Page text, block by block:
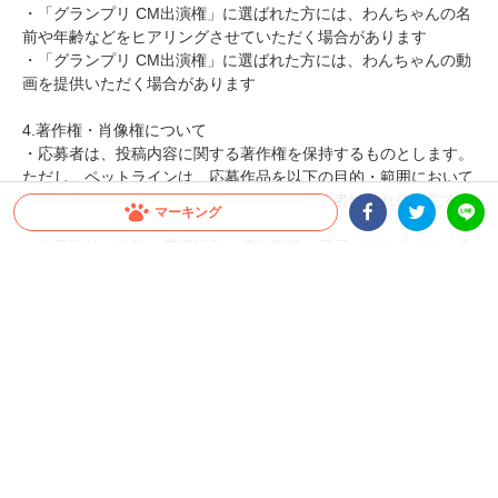
マーキング
・「グランプリ CM出演権」に選ばれた方には、わんちゃんの名
前や年齢などをヒアリングさせていただく場合があります
・「グランプリ CM出演権」に選ばれた方には、わんちゃんの動
画を提供いただく場合があります
4.著作権・肖像権について
・応募者は、投稿内容に関する著作権を保持するものとします。
ただし、ペットラインは、応募作品を以下の目的・範囲において
無償で使用することができるものとし、応募者はこれに同意する
ものとします